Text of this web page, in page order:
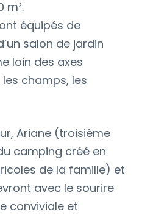
m².
équipés de
salon de jardin
loin des axes
champs, les
Ariane (troisième
camping créé en
de la famille) et
avec le sourire
conviviale et